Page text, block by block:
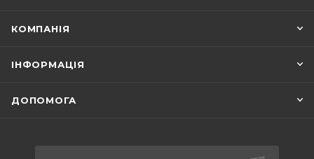
КОМПАНІЯ
ІНФОРМАЦІЯ
ДОПОМОГА